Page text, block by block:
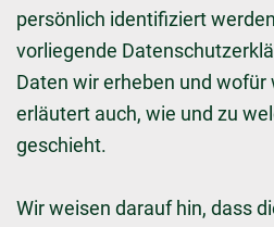
persönlich identifiziert
vorliegende
Daten wir erheben und wofür
erläutert auch, wie und zu
geschieht.
Wir weisen darauf hin, dass